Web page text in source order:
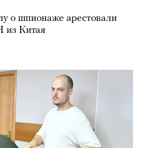
о шпионаже арестовали
из Китая